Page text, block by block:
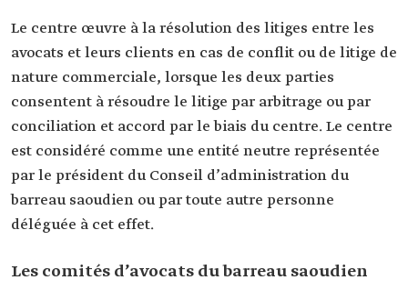
Le centre œuvre à la résolution des litiges entre les
avocats et leurs clients en cas de conflit ou de litige de
nature commerciale, lorsque les deux parties
consentent à résoudre le litige par arbitrage ou par
conciliation et accord par le biais du centre. Le centre
est considéré comme une entité neutre représentée
par le président du Conseil d’administration du
barreau saoudien ou par toute autre personne
déléguée à cet effet.
Les comités d’avocats du barreau saoudien